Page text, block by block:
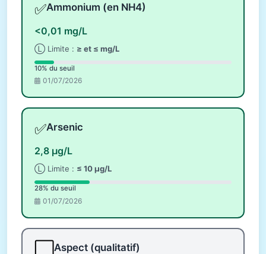
✅Ammonium (en NH4)
<0,01 mg/L
Ⓛ Limite : ≥ et ≤ mg/L
10% du seuil
01/07/2026
✅Arsenic
2,8 µg/L
Ⓛ Limite : ≤ 10 µg/L
28% du seuil
01/07/2026
Aspect (qualitatif)